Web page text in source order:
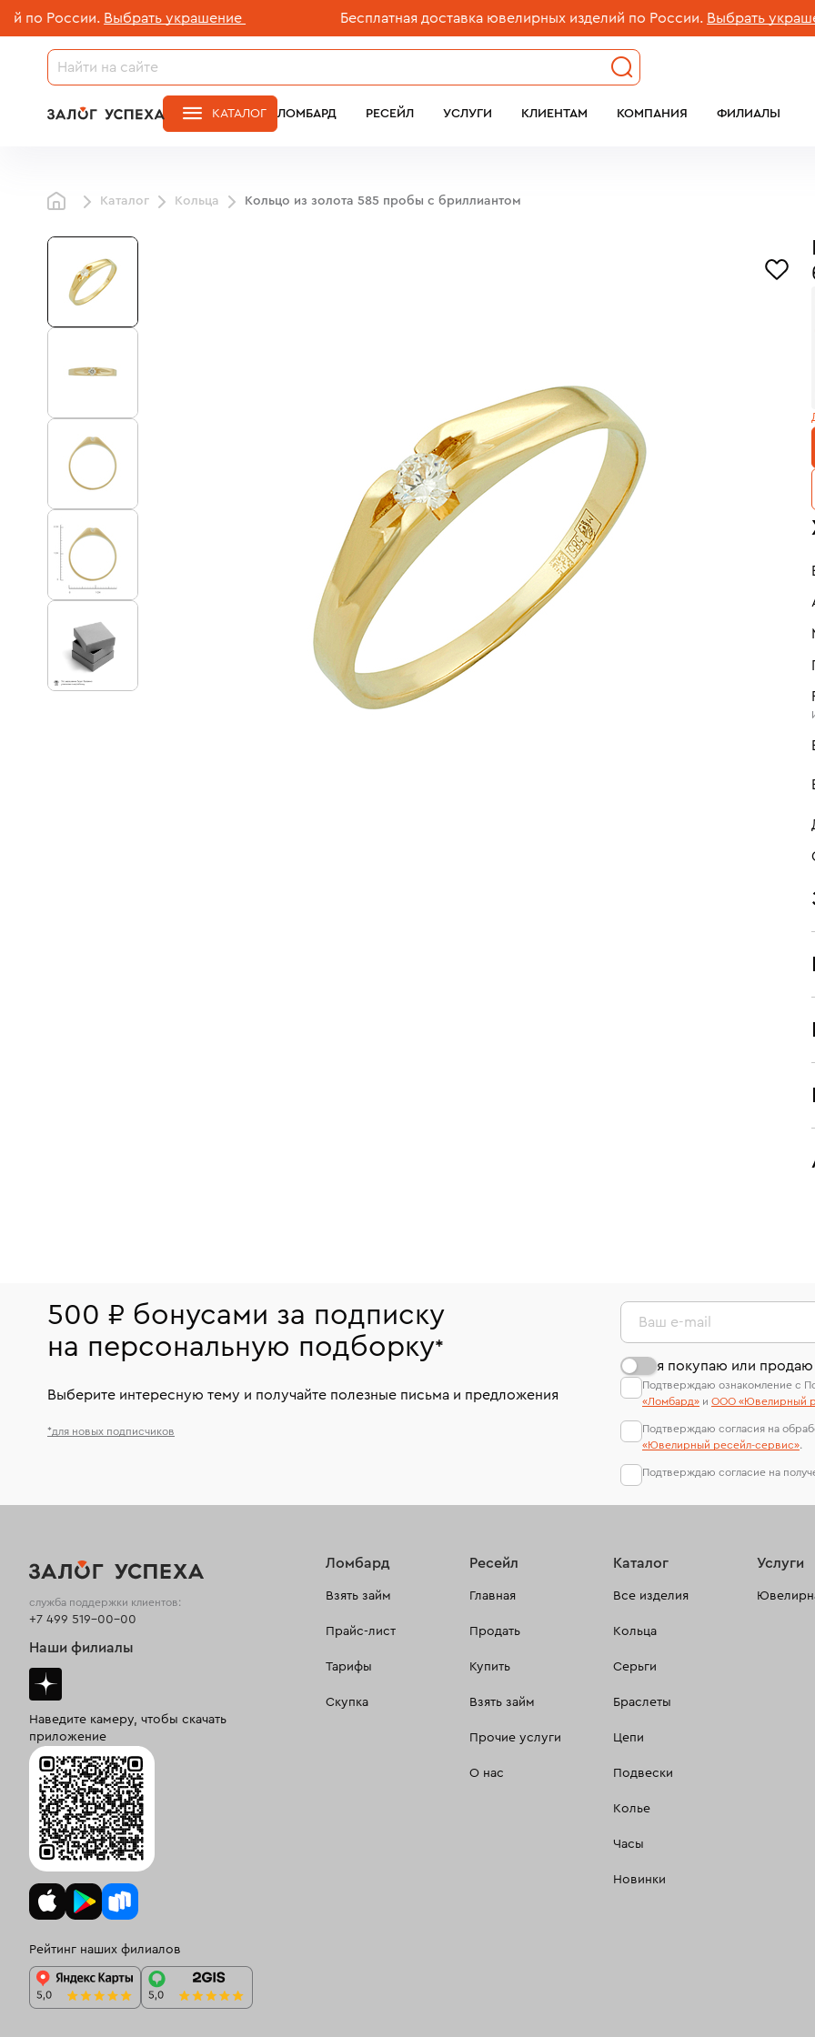
России. Выбрать украшение Бесплатная доставка ювелирных изделий по России. Выбрать украшение
ЛОМБАРД РЕСЕЙЛ УСЛУГИ КЛИЕНТАМ КОМПАНИЯ ФИЛИАЛЫ
КАТАЛОГ
Каталог Кольца Кольцо из золота 585 пробы с бриллиантом
500 ₽ бонусами за подписку
на персональную подборку*
Выберите интересную тему и получайте полезные письма и предложения
*для новых подписчиков
Ваш e-mail
я покупаю или
Подтверждаю ознакомление с
«Ломбард» и ООО «Ювелирный
Подтверждаю согласия на
«Ювелирный ресейл-сервиc».
Подтверждаю согласие на
Ломбард
Взять займ
Прайс-лист
Тарифы
Скупка
Ресейл
Главная
Продать
Купить
Взять займ
Прочие услуги
О нас
Каталог
Все изделия
Кольца
Серьги
Браслеты
Цепи
Подвески
Колье
Часы
Новинки
Услуги
служба поддержки клиентов:
+7 499 519-00-00
Наши филиалы
Наведите камеру, чтобы скачать
приложение
Рейтинг наших филиалов